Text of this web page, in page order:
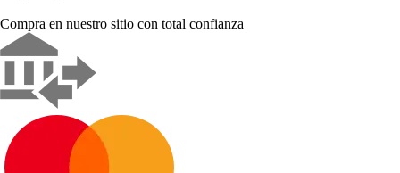
Compra en nuestro sitio con total confianza